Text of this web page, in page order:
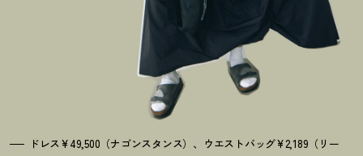
ドレス¥49,500（ナゴンスタンス）、ウエストバッグ¥2,189（リー